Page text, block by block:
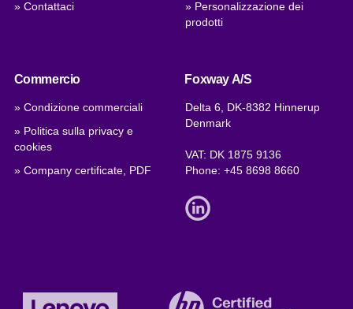
» Contattaci
» Personalizzazione dei
prodotti
Commercio
» Condizione commerciali
» Politica sulla privacy e
cookies
» Company certificate, PDF
Foxway A/S
Delta 6, DK-8382 Hinnerup
Denmark
VAT: DK 1875 9136
Phone:+45 8698 8660